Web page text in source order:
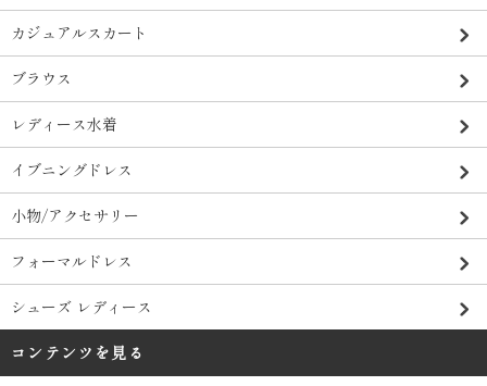
カジュアルスカート
ブラウス
レディース水着
イブニングドレス
小物/アクセサリー
フォーマルドレス
シューズ レディース
コンテンツを見る